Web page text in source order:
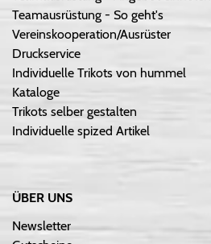
Teamausrüstung - So geht's
Vereinskooperation/Ausrüster
Druckservice
Individuelle Trikots von hummel
Kataloge
Trikots selber gestalten
Individuelle spized Artikel
ÜBER UNS
Newsletter